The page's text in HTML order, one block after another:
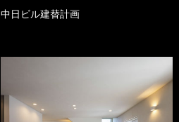
中日ビル建替計画